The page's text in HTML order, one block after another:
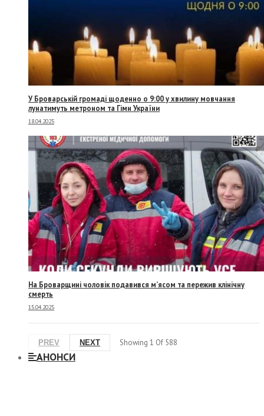
У Броварській громаді щоденно о 9:00 у хвилину мовчання
лунатимуть метроном та Гімн України
18.04.2025
На Броварщині чоловік подавився м’ясом та пережив клінічну
смерть
15.04.2025
PREV NEXT Showing 1 Of 588
АНОНСИ